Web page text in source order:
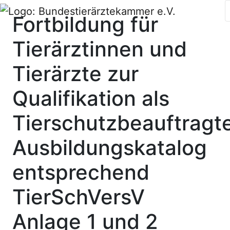
Fortbildung für
Tierärztinnen und
Tierärzte zur
Qualifikation als
Ausbildungskatalog
entsprechend
TierSchVersV
Anlage 1 und 2